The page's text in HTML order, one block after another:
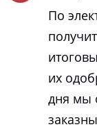
По
их
дня мы